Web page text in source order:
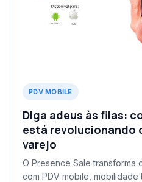
PDV MOBILE
Diga adeus às filas:
está revolucionando
varejo
O Presence Sale transforma
com PDV mobile,